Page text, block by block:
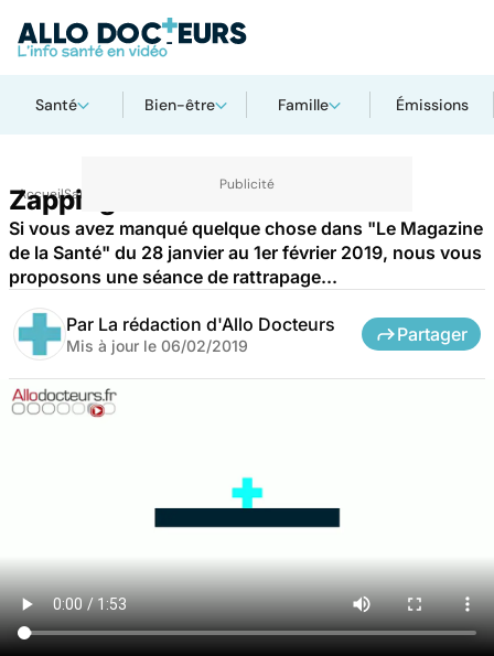
Santé Bien-être Famille Émissions
AccueilSanté
Zapping du 1er février 2019
Si vous avez manqué quelque chose dans "Le Magazine
de la Santé" du 28 janvier au 1er février 2019, nous vous
proposons une séance de rattrapage...
Par La rédaction d'Allo Docteurs
Mis à jour le 06/02/2019
Partager